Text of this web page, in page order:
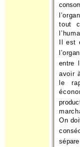
tout
Il est
entre
avoir
le
On